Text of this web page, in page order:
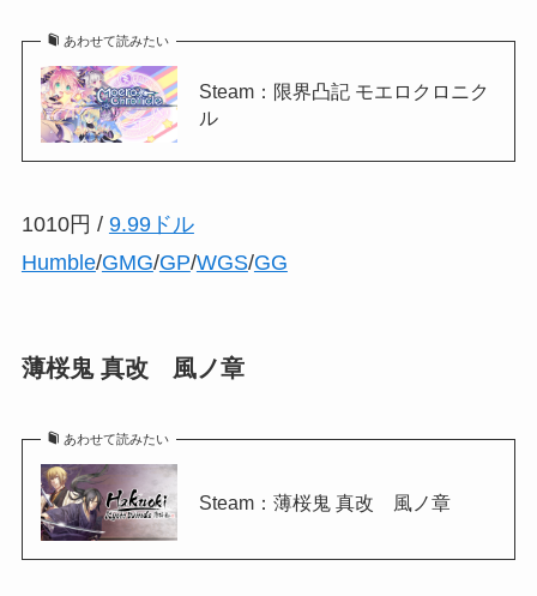
あわせて読みたい
Steam：限界凸記 モエロクロニク
ル
1010円 / 9.99ドル
Humble/GMG/GP/WGS/GG
薄桜鬼 真改 風ノ章
あわせて読みたい
Steam：薄桜鬼 真改 風ノ章